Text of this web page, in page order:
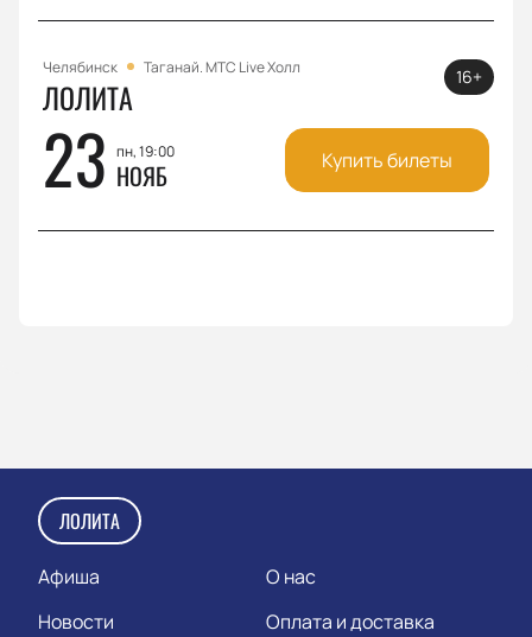
Челябинск Таганай. МТС Live Холл
ЛОЛИТА
23 пн, 19:00
НОЯБ
16+
Купить билеты
ЛОЛИТА
Афиша
Новости
О нас
Оплата и доставка